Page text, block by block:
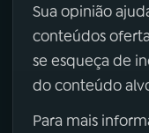
Sua opinião
conteúdos
se esqueça de
do conteúdo
Para mais